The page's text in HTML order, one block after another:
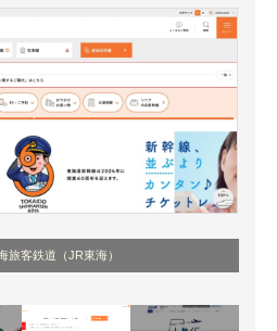
旅客鉄道（JR東海）